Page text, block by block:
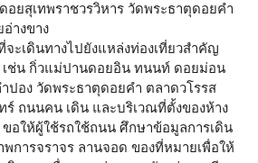
อยสุเทพราชวรวิหาร วัดพระธาตุดอยคํา
างขาง
จะเดินทางไปยังแหล่งท่องเที่ยวสําคัญ
เช่น กิ่วแม่ปานดอยอิน ทนนท์ ดอยม่อน
ปอง วัดพระธาตุดอยคํา ตลาดวโรรส
ถนนคน เดิน และบริเวณที่ตั้งของห้าง
อให้ผู้ใช้รถใช้ถนน ศึกษาข้อมูลการเดิน
พการจราจร ลานจอด ของที่หมายเพื่อให้